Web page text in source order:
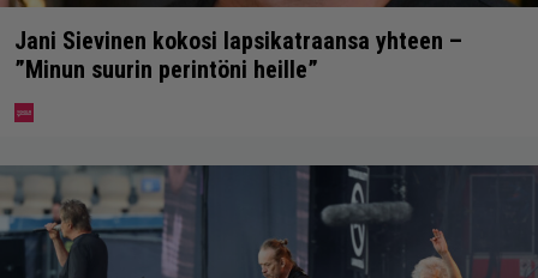
Jani Sievinen kokosi lapsikatraansa yhteen –
”Minun suurin perintöni heille”